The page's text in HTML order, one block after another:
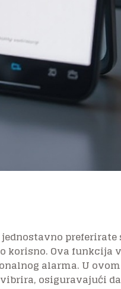
Ova funkcija
alarma. U
osiguravajući